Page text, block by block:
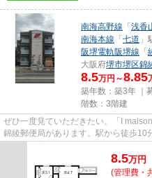
南海高野線 「 浅香
南海本線 「 七道 」
阪堺電軌阪堺線 「
大阪府堺市堺区錦
8.5万円～8.85
築年数：築3年 ｜
階数：3階建
ぜひ一度見ていただきたい、「I
錦綾郵便局があります。駅から徒歩10
8.5万円
(管理費・